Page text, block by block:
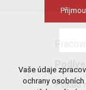
Pokud
Technická
Vaše údaje
ochrany